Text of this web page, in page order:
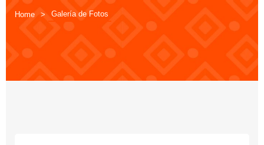
Home Galería de Fotos